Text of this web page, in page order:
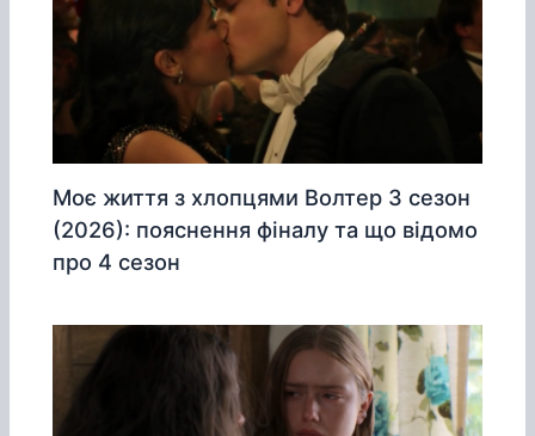
Моє життя з хлопцями Волтер 3 сезон
(2026): пояснення фіналу та що відомо
про 4 сезон